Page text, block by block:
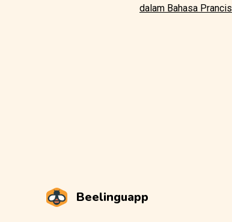
dalam Bahasa Prancis
Beelinguapp